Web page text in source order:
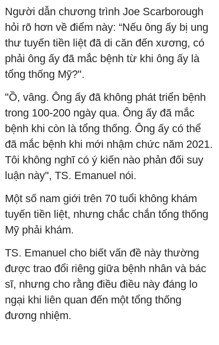
Người dẫn chương trình Joe Scarborough
hỏi rõ hơn về điểm này: “Nếu ông ấy bị ung
thư tuyến tiền liệt đã di căn đến xương, có
phải ông ấy đã mắc bệnh từ khi ông ấy là
tổng thống Mỹ?".
"Ồ, vâng. Ông ấy đã không phát triển bệnh
trong 100-200 ngày qua. Ông ấy đã mắc
bệnh khi còn là tổng thống. Ông ấy có thể
đã mắc bệnh khi mới nhậm chức năm 2021.
Tôi không nghĩ có ý kiến nào phản đối suy
luận này", TS. Emanuel nói.
Một số nam giới trên 70 tuổi không khám
tuyến tiền liệt, nhưng chắc chắn tổng thống
Mỹ phải khám.
TS. Emanuel cho biết vấn đề này thường
được trao đổi riêng giữa bệnh nhân và bác
sĩ, nhưng cho rằng điều điều này đáng lo
ngại khi liên quan đến một tổng thống
đương nhiệm.